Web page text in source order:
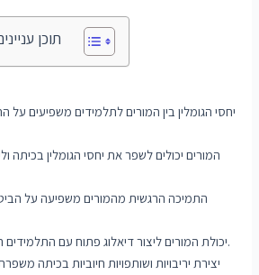
תוכן
יחסי הגומלין בין המורים לתלמידים משפיעים על
המורים יכולים לשפר את יחסי הגומלין בכיתה
התמיכה הרגשית מהמורים משפיעה על
יכולת המורים ליצור דיאלוג פתוח עם התלמידים תורמת ליחסי גומלין חיוביים.
יצירת יריבויות ושותפויות חיוביות בכיתה